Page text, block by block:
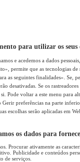
para utilizar os seus
e acedemos a dados
permite que as tecnologias
as seguintes finalidades».
desativadas. Se os
Pode voltar a este menu para
preferências na parte
escolhas serão aplicadas em
os dados para
Procurar ativamente as
Publicidade e conteúdos
de serviços.